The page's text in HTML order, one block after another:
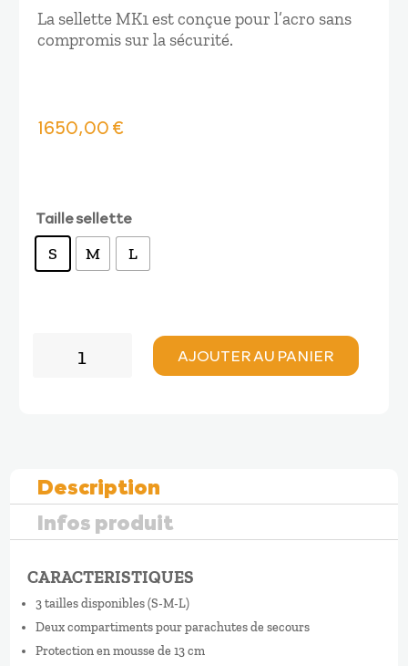
La sellette MK1 est conçue pour l’acro sans
compromis sur la sécurité.
1650,00€
Taille sellette
S M L
AJOUTER AU PANIER
Description
Infos produit
CARACTERISTIQUES
3 tailles disponibles (S-M-L)
Deux compartiments pour parachutes de secours
Protection en mousse de 13 cm